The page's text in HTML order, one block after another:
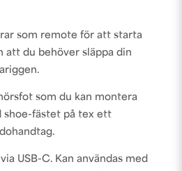
som remote för att starta
att du behöver släppa din
som du kan montera
fästet på tex ett
USB-C. Kan användas med